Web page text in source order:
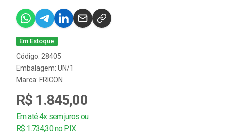
Em Estoque
Código: 28405
Embalagem: UN/1
Marca: FRICON
R$ 1.845,00
Em até 4x sem juros ou
R$ 1.734,30 no PIX